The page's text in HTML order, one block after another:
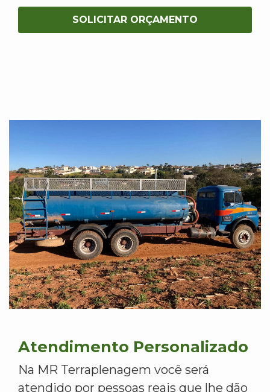
SOLICITAR ORÇAMENTO
Atendimento Personalizado
Na MR Terraplenagem você será
atendido por pessoas reais que lhe dão